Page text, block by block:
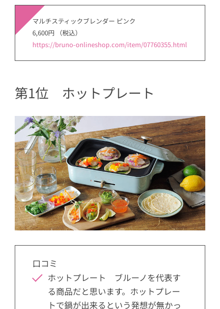
マルチスティックブレンダー ピンク
6,600円 （税込）
https://bruno-onlineshop.com/item/07760355.html
第1位 ホットプレート
口コミ
ホットプレート ブルーノを代表す
る商品だと思います。ホットプレー
トで鍋が出来るという発想が無かっ